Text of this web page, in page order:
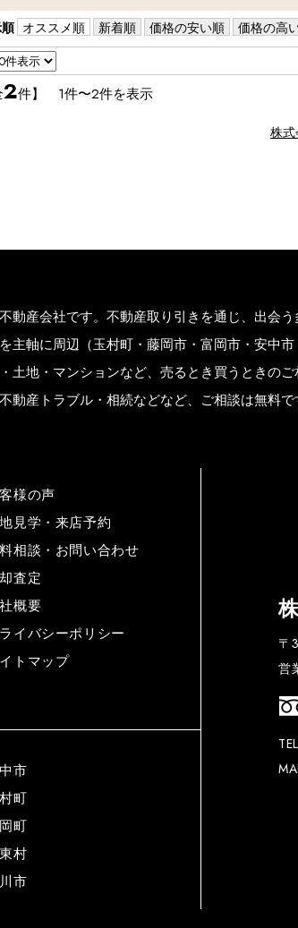
（ちょっと見てみたい方）
２，しっかり見学　　40分～
（説明も交えて見たい方）
・・・・・・・・・・・・・・
オススメ順 新着順 価格の安い順
価格の高
2件】 1件〜2件を表示
株
動産会社です。不動産取り引きを通じ、出会
主軸に周辺（玉村町・藤岡市・富岡市・安中
土地・マンションなど、売るとき買うときの
動産トラブル・相続などなど、ご相談は無料で
様の声
見学・来店予約
相談・お問い合わせ
査定
概要
イバシーポリシー
トマップ
市
町
町
村
市
〒
営